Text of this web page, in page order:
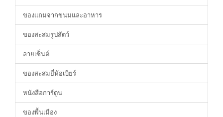
ของแถมจากขนมและอาหาร
ของสะสมรูปสัตว์
ลายเซ็นต์
ของสะสมยี่ห้อเบียร์
หนังสือการ์ตูน
ของพื้นเมือง